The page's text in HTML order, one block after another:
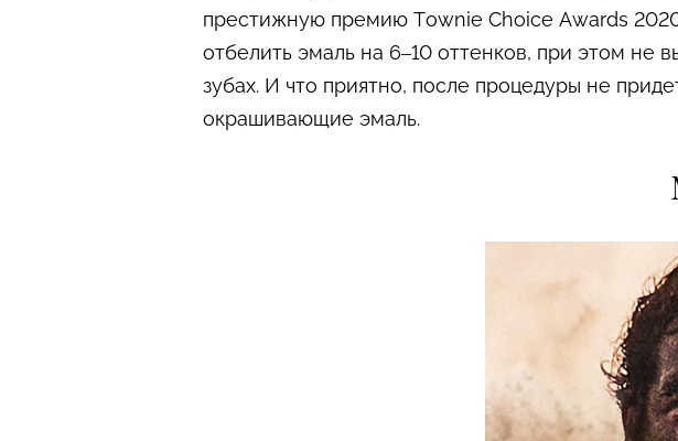
престижную премию Townie Choice Awards 2020
отбелить эмаль на 6–10 оттенков, при этом не
зубах. И что прият­но, после процедуры не
окрашивающие эмаль.